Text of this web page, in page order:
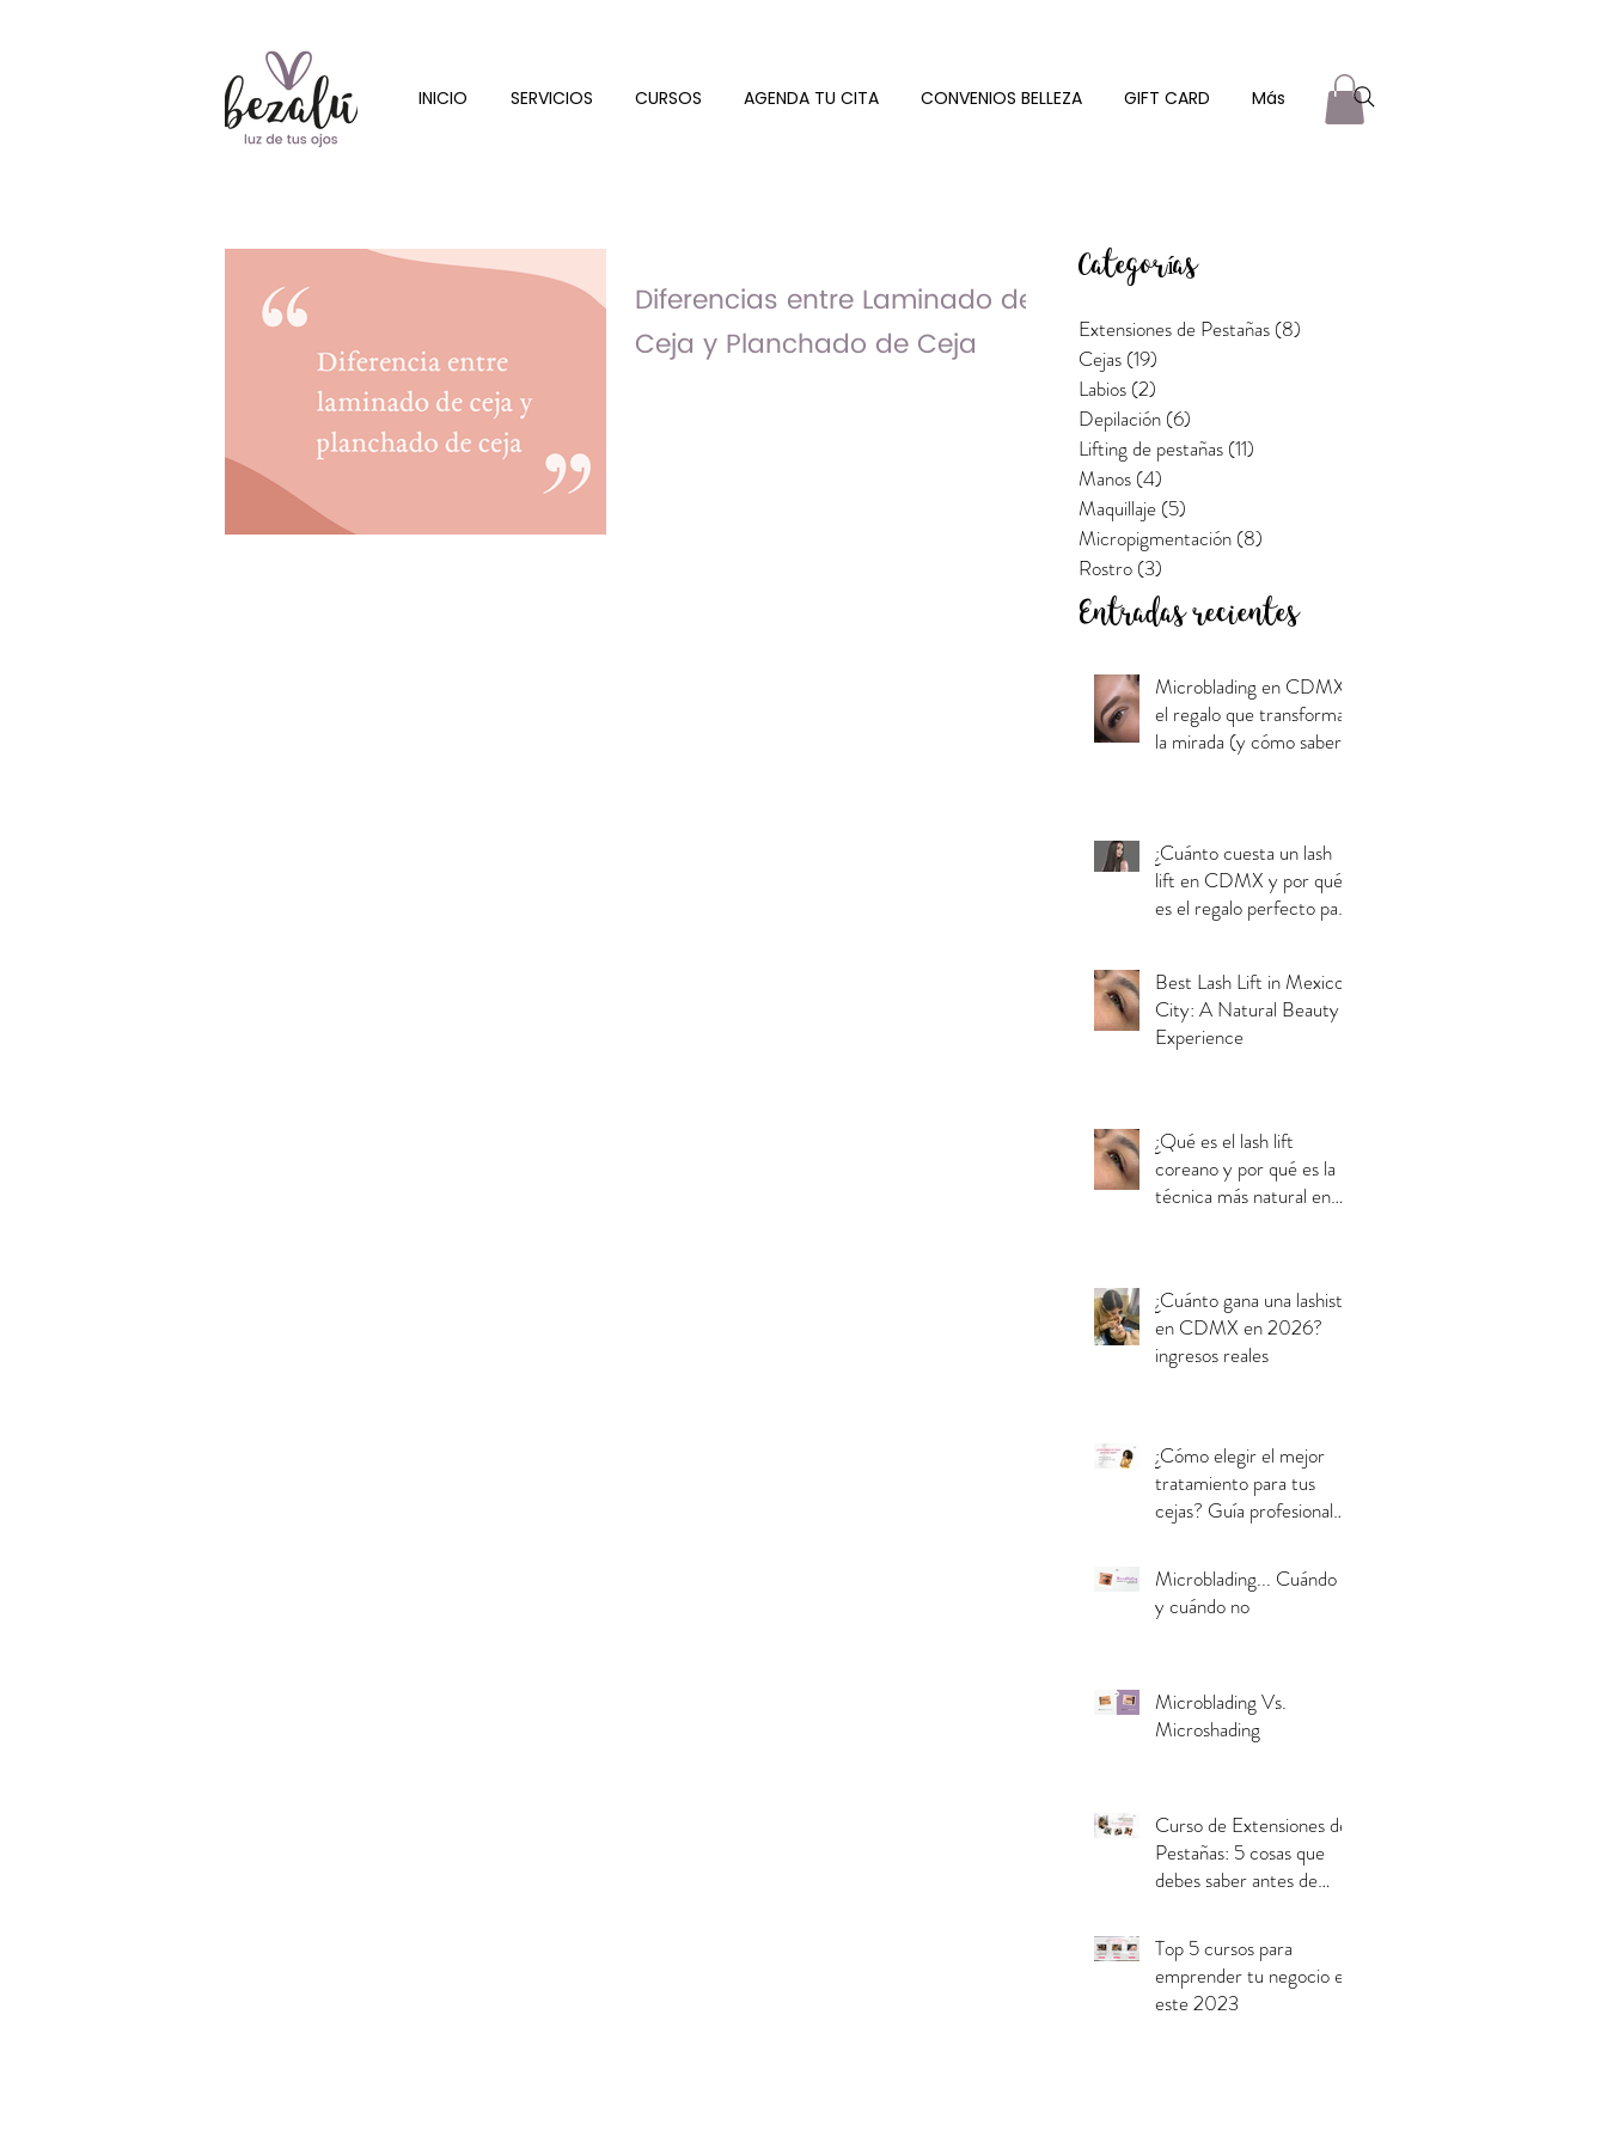
INICIO SERVICIOS CURSOS AGENDA TU CITA CONVENIOS BELLEZA GIFT CARD Más
Diferencias entre Laminado de
Ceja y Planchado de Ceja
Categorías
Extensiones de Pestañas (8)
Cejas (19)
Labios (2)
Depilación (6)
Lifting de pestañas (11)
Manos (4)
Maquillaje (5)
Micropigmentación (8)
Rostro (3)
Entradas recientes
Microblading en CDMX:
el regalo que transforma
la mirada (y cómo saber
¿Cuánto cuesta un lash
lift en CDMX y por qué
es el regalo perfecto para
Best Lash Lift in Mexico
City: A Natural Beauty
Experience
¿Qué es el lash lift
coreano y por qué es la
técnica más natural en
¿Cuánto gana una lashista
en CDMX en 2026?
ingresos reales
¿Cómo elegir el mejor
tratamiento para tus
cejas? Guía profesional
correcta
Microblading... Cuándo sí
y cuándo no
Microblading Vs.
Microshading
Curso de Extensiones de
Pestañas: 5 cosas que
debes saber antes de
Top 5 cursos para
emprender tu negocio en
este 2023